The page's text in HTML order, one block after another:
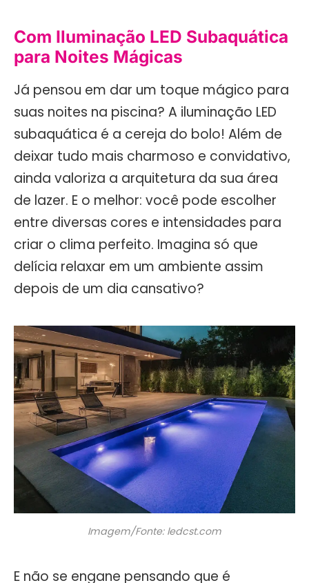
Com Iluminação LED Subaquática
para Noites Mágicas
Já pensou em dar um toque mágico para
suas noites na piscina? A iluminação LED
subaquática é a cereja do bolo! Além de
deixar tudo mais charmoso e convidativo,
ainda valoriza a arquitetura da sua área
de lazer. E o melhor: você pode escolher
entre diversas cores e intensidades para
criar o clima perfeito. Imagina só que
delícia relaxar em um ambiente assim
depois de um dia cansativo?
Imagem/Fonte: ledcst.com
E não se engane pensando que é